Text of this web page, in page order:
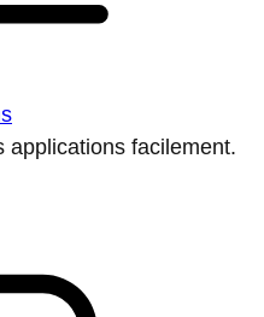
applications facilement.